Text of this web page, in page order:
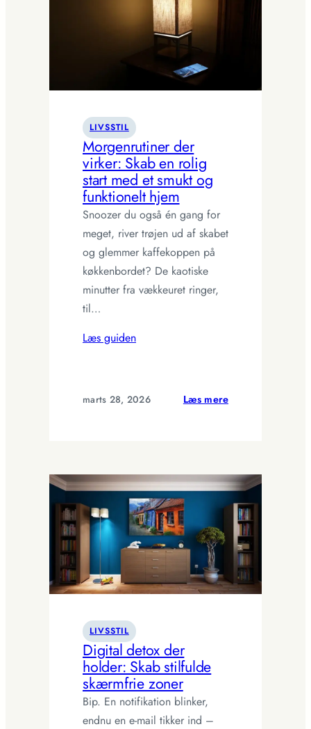
LIVSSTIL
Morgenrutiner der
virker: Skab en rolig
start med et smukt og
funktionelt hjem
Snoozer du også én gang for
meget, river trøjen ud af skabet
og glemmer kaffekoppen på
køkkenbordet? De kaotiske
minutter fra vækkeuret ringer,
til…
Læs guiden
marts 28, 2026 Læs mere:
en
rolig
start
med
et
smukt
og
funktionelt
LIVSSTIL
Digital detox der
holder: Skab stilfulde
skærmfrie zoner
Bip. En notifikation blinker,
endnu en e-mail tikker ind –